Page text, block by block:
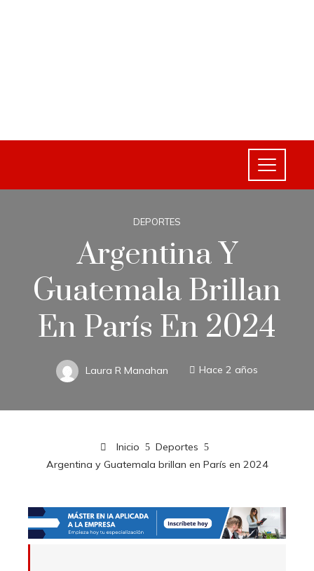
DEPORTES
Argentina Y
Guatemala Brillan
En París En 2024
Laura R Manahan Hace 2 años
Inicio
Deportes
Argentina y Guatemala brillan en París en 2024